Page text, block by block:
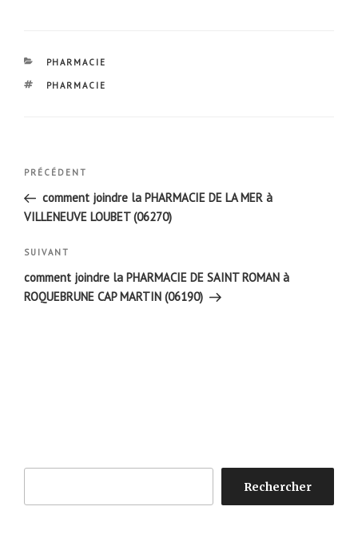
CATÉGORIES
PHARMACIE
ÉTIQUETTES
PHARMACIE
Navigation
l’article
Article
précédent
PRÉCÉDENT
comment joindre la PHARMACIE DE LA MER à
VILLENEUVE LOUBET (06270)
Article
suivant
SUIVANT
comment joindre la PHARMACIE DE SAINT ROMAN à
ROQUEBRUNE CAP MARTIN (06190)
Rechercher